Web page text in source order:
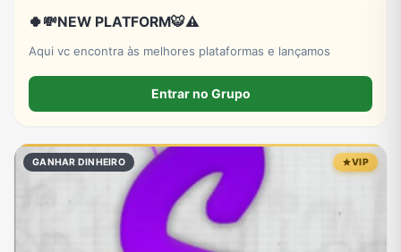
🍀💸NEW PLATFORM🐯⚠️
Aqui vc encontra às melhores plataformas e lançamos
Entrar no Grupo
GANHAR DINHEIRO VIP